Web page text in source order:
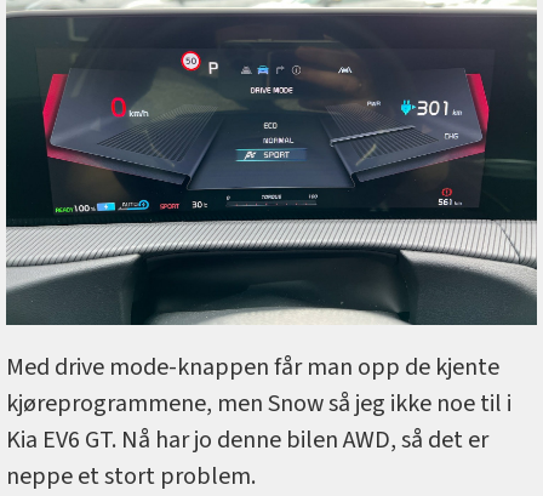
Med drive mode-knappen får man opp de kjente
kjøreprogrammene, men Snow så jeg ikke noe til i
Kia EV6 GT. Nå har jo denne bilen AWD, så det er
neppe et stort problem.